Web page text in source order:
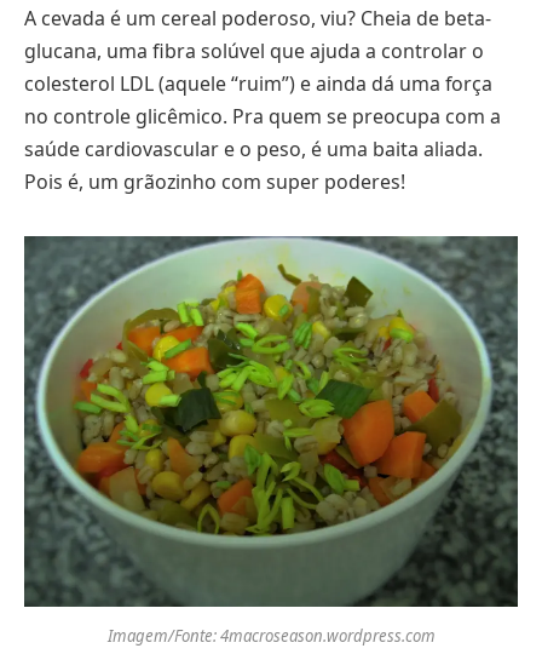
A cevada é um cereal poderoso, viu? Cheia de beta-
glucana, uma fibra solúvel que ajuda a controlar o
colesterol LDL (aquele “ruim”) e ainda dá uma força
no controle glicêmico. Pra quem se preocupa com a
saúde cardiovascular e o peso, é uma baita aliada.
Pois é, um grãozinho com super poderes!
Imagem/Fonte: 4macroseason.wordpress.com